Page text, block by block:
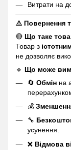
Витрати на
⚠️ Повернення
🔴 Що таке
Товар з
не дозволяє
🔹 Що може
🔄 Обмін на
💰
🔧
усунення.
❌ Відмова